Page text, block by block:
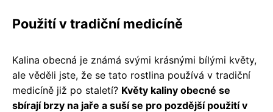
Použití v tradiční medicíně
Kalina obecná je známá svými krásnými bílými květy,
ale věděli jste, že se tato rostlina používá v tradiční
medicíně již po staletí? Květy kaliny obecné se
sbírají brzy na jaře a suší se pro pozdější použití v